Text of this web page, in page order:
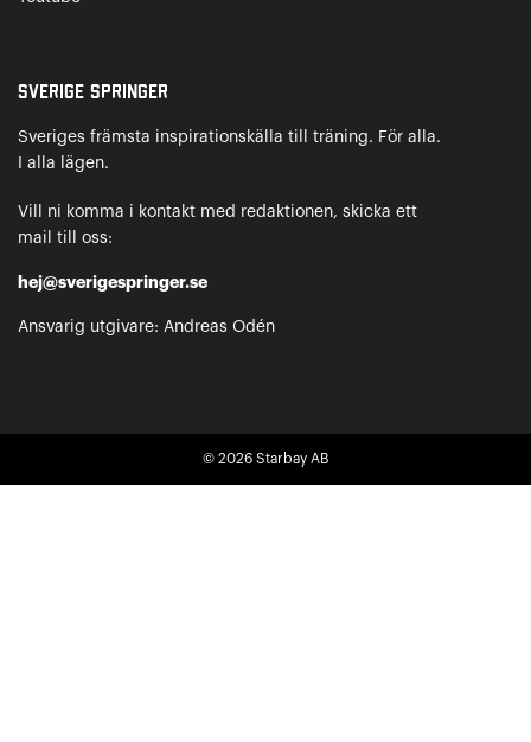
Sverige Springer
Sveriges främsta inspirationskälla till träning. För alla.
I alla lägen.
Vill ni komma i kontakt med redaktionen, skicka ett
mail till oss:
hej@sverigespringer.se
Ansvarig utgivare: Andreas Odén
© 2026 Starbay AB